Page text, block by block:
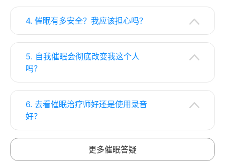
4. 催眠有多安全？我应该担心吗？
5. 自我催眠会彻底改变我这个人
吗？
6. 去看催眠治疗师好还是使用录音
好？
更多催眠答疑